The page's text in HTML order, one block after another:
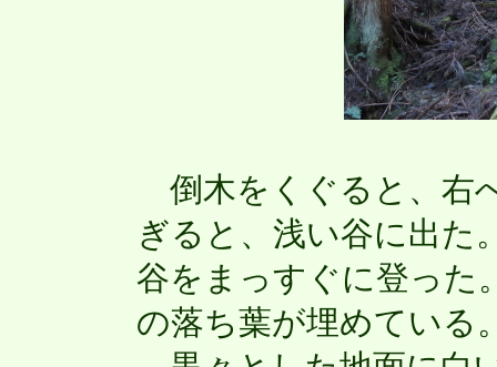
倒木をくぐると、右
ぎると、浅い谷に出た
谷をまっすぐに登った
の落ち葉が埋めている